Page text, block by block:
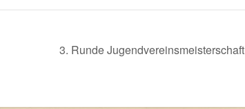
3. Runde Jugendvereinsmeisterschaft